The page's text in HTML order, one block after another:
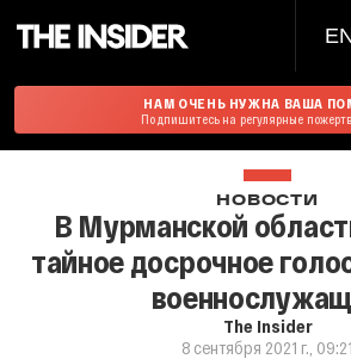
НАМ ОЧЕНЬ НУЖНА ВАША
Подпишитесь на регулярные
НОВОСТИ
В Мурманской
тайное досрочное
The Insider
8 сентября 2021 г., 09:21